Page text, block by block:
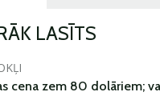
LASĪTS
cena zem 80 dolāriem;